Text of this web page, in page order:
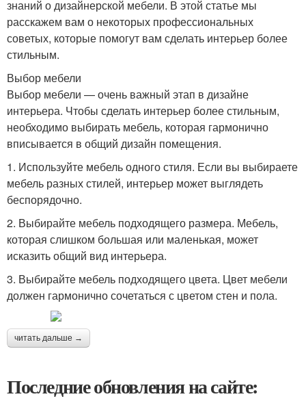
знаний о дизайнерской мебели. В этой статье мы
расскажем вам о некоторых профессиональных
советых, которые помогут вам сделать интерьер более
стильным.
Выбор мебели
Выбор мебели — очень важный этап в дизайне
интерьера. Чтобы сделать интерьер более стильным,
необходимо выбирать мебель, которая гармонично
вписывается в общий дизайн помещения.
1. Используйте мебель одного стиля. Если вы выбираете
мебель разных стилей, интерьер может выглядеть
беспорядочно.
2. Выбирайте мебель подходящего размера. Мебель,
которая слишком большая или маленькая, может
исказить общий вид интерьера.
3. Выбирайте мебель подходящего цвета. Цвет мебели
должен гармонично сочетаться с цветом стен и пола.
читать дальше →
Последние обновления на сайте: